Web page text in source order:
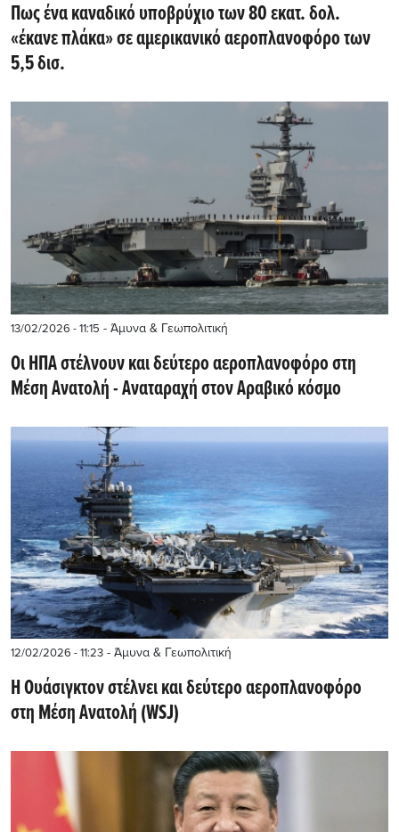
Πως ένα καναδικό υποβρύχιο των 80 εκατ. δολ.
«έκανε πλάκα» σε αμερικανικό αεροπλανοφόρο των
5,5 δισ.
13/02/2026 - 11:15 - Άμυνα & Γεωπολιτική
Οι ΗΠΑ στέλνουν και δεύτερο αεροπλανοφόρο στη
Μέση Ανατολή - Αναταραχή στον Αραβικό κόσμο
12/02/2026 - 11:23 - Άμυνα & Γεωπολιτική
Η Ουάσιγκτον στέλνει και δεύτερο αεροπλανοφόρο
στη Μέση Ανατολή (WSJ)